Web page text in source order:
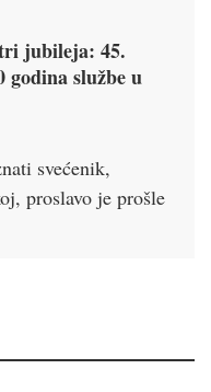
jubileja: 45.
godina službe u
svećenik,
proslavo je prošle